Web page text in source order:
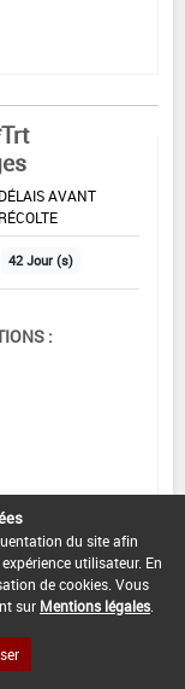
DÉLAIS AVANT
RÉCOLTE
42 Jour (s)
:
du site afin
utilisateur. En
de cookies. Vous
sur Mentions légales